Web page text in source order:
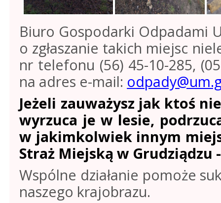
Biuro Gospodarki Odpadami
o zgłaszanie takich miejsc
nr telefonu (56) 45-10-285,
na adres e-mail:
Jeżeli zauważysz jak ktoś
wyrzuca je w lesie,
w jakimkolwiek innym
Straż Miejską w Grudziądzu
Wspólne działanie pomoże
naszego krajobrazu.